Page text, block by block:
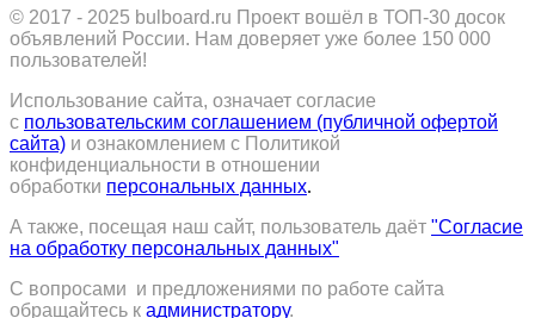
© 2017 - 2025 bulboard.ru Проект вошёл в ТОП-30 досок
объявлений России. Нам доверяет уже более 150 000
пользователей!
Использование сайта, означает согласие
с пользовательским соглашением (публичной офертой
сайта) и ознакомлением с Политикой
конфиденциальности в отношении
обработки персональных данных.
А также, посещая наш сайт, пользователь даёт "Согласие
на обработку персональных данных"
С вопросами и предложениями по работе сайта
обращайтесь к администратору.